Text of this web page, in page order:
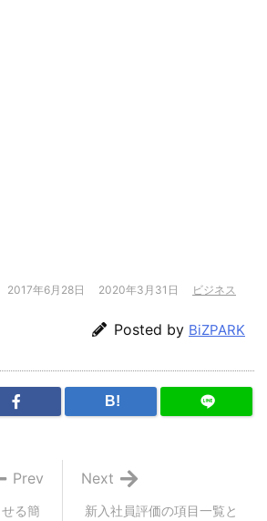
2017年6月28日 2020年3月31日 ビジネス
Posted by BiZPARK
B!
新入社員評価の項目一覧と
Next
る簡
Prev